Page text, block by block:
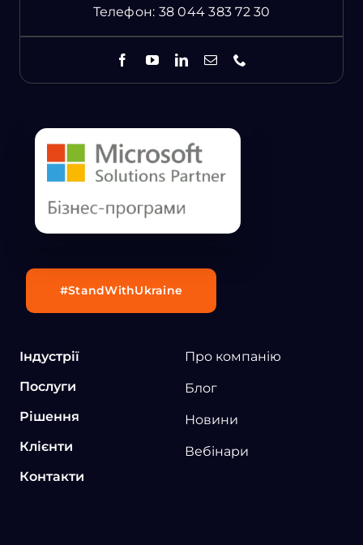
Телефон: 38 044 383 72 30
Індустрії
Послуги
Рішення
Клієнти
Контакти
Про компанію
Блог
Новини
Вебінари
#StandWithUkraine